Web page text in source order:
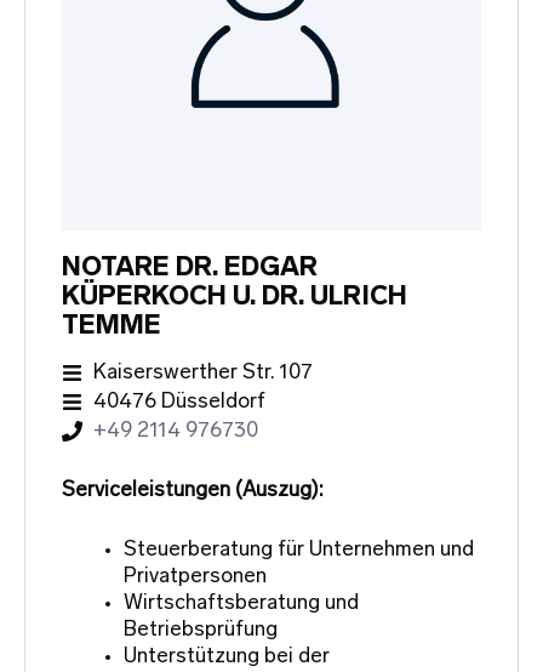
NOTARE DR. EDGAR
KÜPERKOCH U. DR. ULRICH
TEMME
Kaiserswerther Str. 107
40476 Düsseldorf
+49 2114 976730
Serviceleistungen (Auszug):
Steuerberatung für Unternehmen und
Privatpersonen
Wirtschaftsberatung und
Betriebsprüfung
Unterstützung bei der